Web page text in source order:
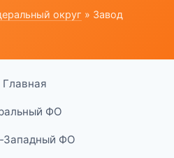
округ » Завод
Главная
ФО
Западный ФО